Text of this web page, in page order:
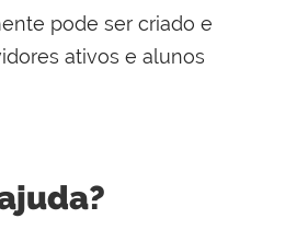
pode ser criado e
ativos e alunos